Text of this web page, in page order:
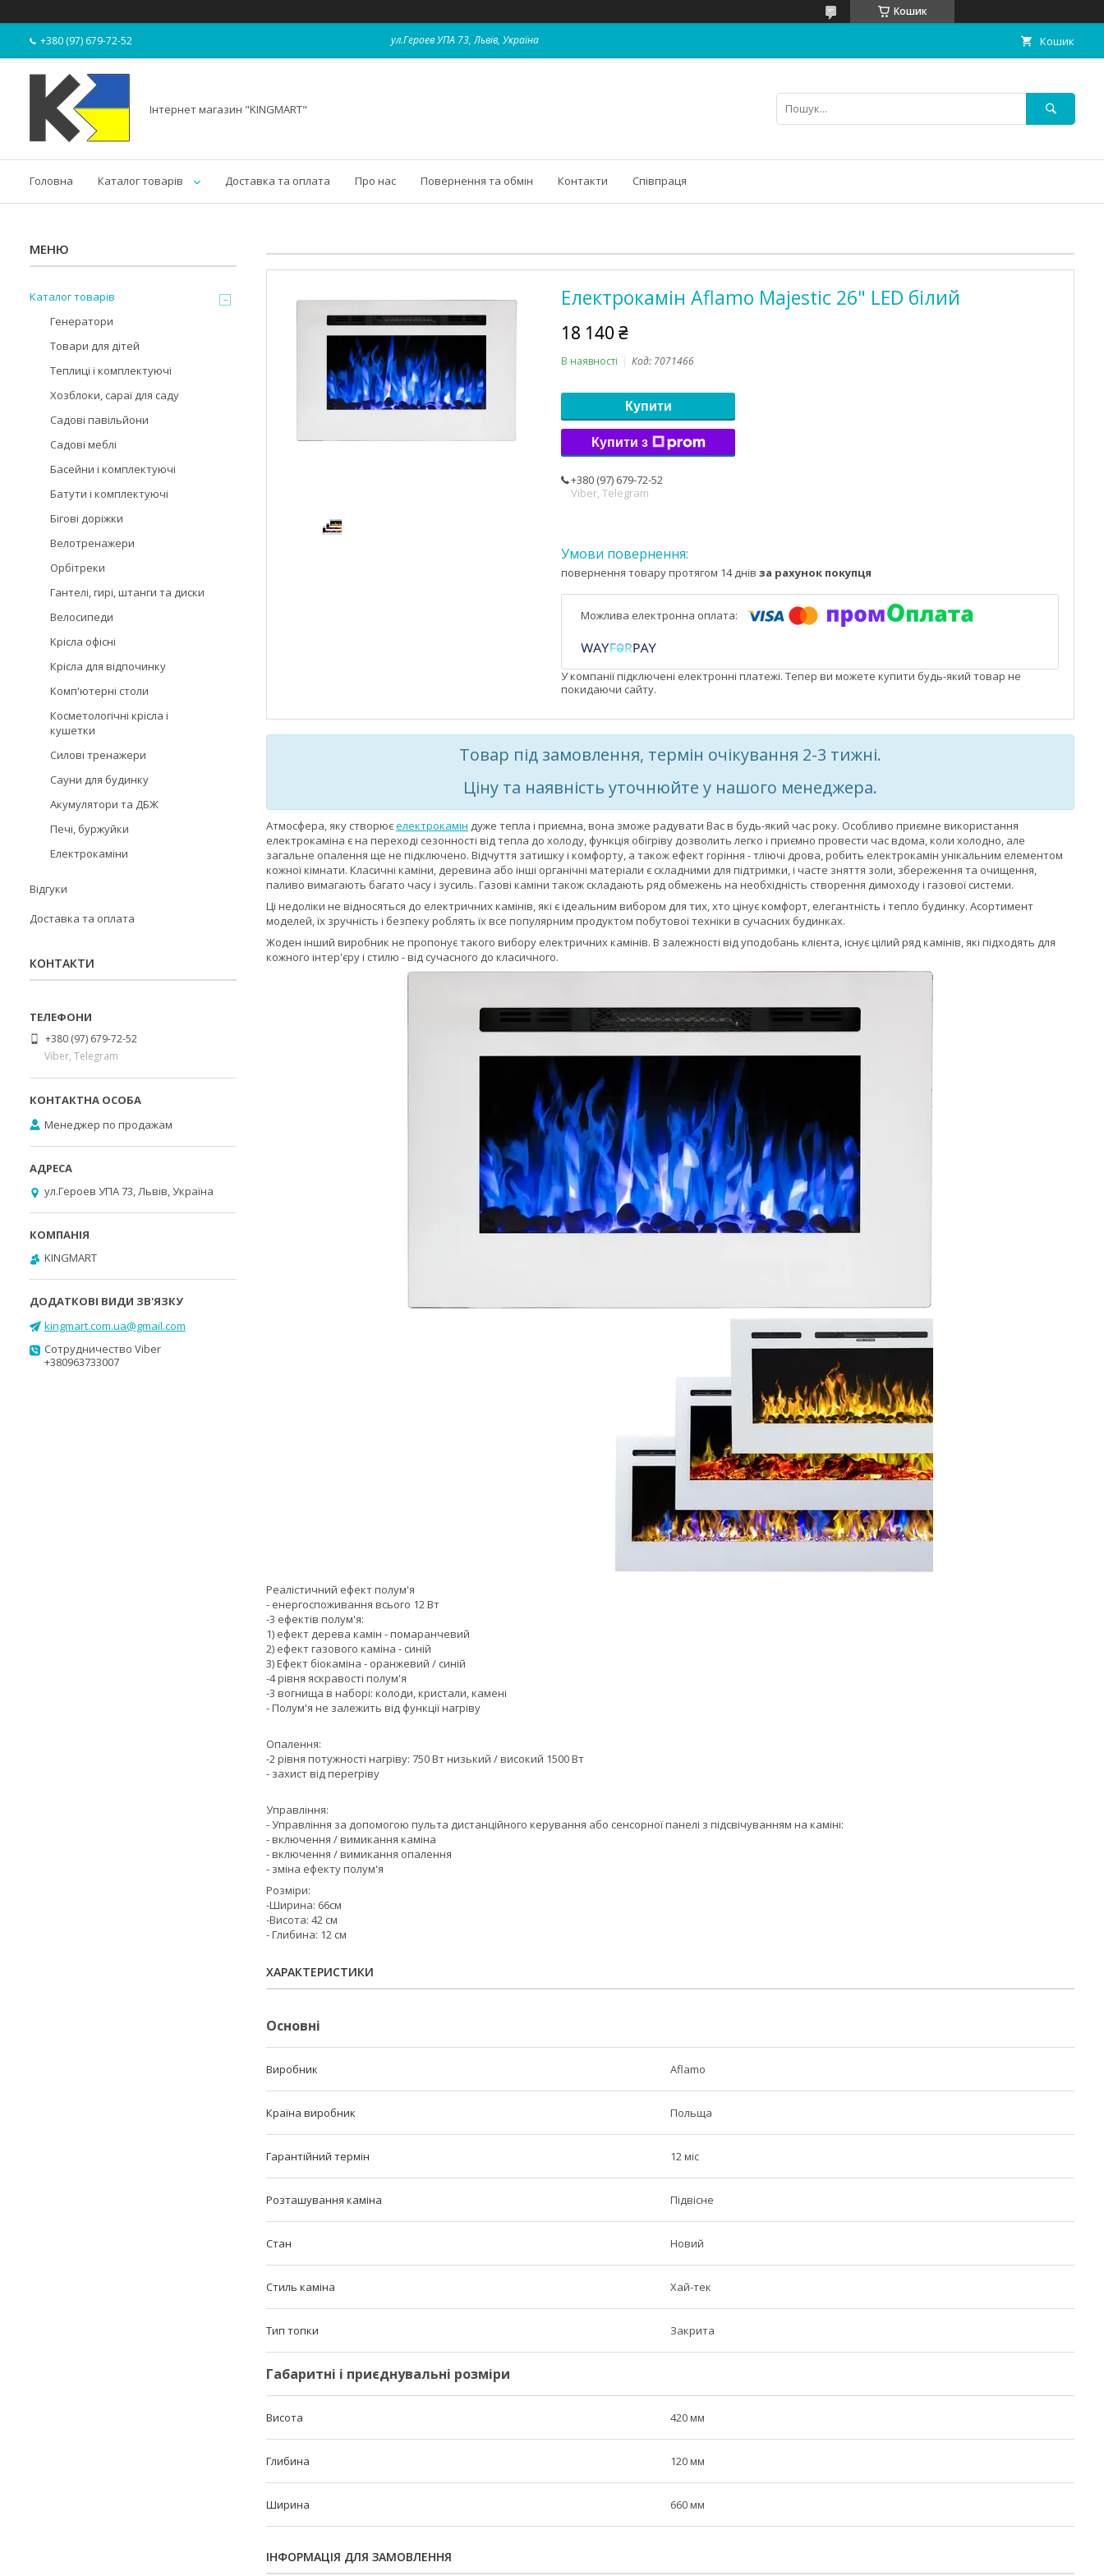
Кошик
+380 (97) 679-72-52 ул.Героев УПА 73, Львів, Україна Кошик
Інтернет магазин "KINGMART"
Головна Каталог товарів Доставка та оплата Про нас Повернення та обмін Контакти Співпраця
Електрокамін Aflamo Majestic 26" LED білий
18 140 ₴
В наявності Код: 7071466
Купити
Купити з
+380 (97) 679-72-52
Viber, Telegram
повернення товару протягом 14 днів за рахунок покупця
У компанії підключені електронні платежі. Тепер ви можете купити будь-який товар не
покидаючи сайту.
Товар під замовлення, термін очікування 2-3 тижні.
Ціну та наявність уточнюйте у нашого менеджера.
Атмосфера, яку створюєелектрокамін дуже тепла і приємна, вона зможе радувати Вас в будь-який час року. Особливо приємне використання
електрокаміна є на переході сезонності від тепла до холоду, функція обігріву дозволить легко і приємно провести час вдома, коли холодно, але
загальне опалення ще не підключено. Відчуття затишку і комфорту, а також ефект горіння - тліючі дрова, робить електрокамін унікальним елементом
кожної кімнати. Класичні каміни, деревина або інші органічні матеріали є складними для підтримки, і часте зняття золи, збереження та очищення,
паливо вимагають багато часу і зусиль. Газові каміни також складають ряд обмежень на необхідність створення димоходу і газової системи.
Ці недоліки не відносяться до електричних камінів, які є ідеальним вибором для тих, хто цінує комфорт, елегантність і тепло будинку. Асортимент
моделей, їх зручність і безпеку роблять їх все популярним продуктом побутової техніки в сучасних будинках.
Жоден інший виробник не пропонує такого вибору електричних камінів. В залежності від уподобань клієнта, існує цілий ряд камінів, які підходять для
кожного інтер'єру і стилю - від сучасного до класичного.
Реалістичний ефект полум'я
- енергоспоживання всього 12 Вт
-3 ефектів полум'я:
1) ефект дерева камін - помаранчевий
2) ефект газового каміна - синій
3) Ефект біокаміна - оранжевий / синій
-4 рівня яскравості полум'я
-3 вогнища в наборі: колоди, кристали, камені
- Полум'я не залежить від функції нагріву
Опалення:
-2 рівня потужності нагріву: 750 Вт низький / високий 1500 Вт
- захист від перегріву
Управління:
- Управління за допомогою пульта дистанційного керування або сенсорної панелі з підсвічуванням на каміні:
- включення / вимикання каміна
- включення / вимикання опалення
- зміна ефекту полум'я
Розміри:
-Ширина: 66см
-Висота: 42 см
- Глибина: 12 см
ХАРАКТЕРИСТИКИ
Основні
Виробник Aflamo
Країна виробник Польща
Гарантійний термін 12 міс
Розташування каміна Підвісне
Стан Новий
Стиль каміна Хай-тек
Тип топки Закрита
Габаритні і приєднувальні розміри
Висота 420 мм
Глибина 120 мм
Ширина 660 мм
ІНФОРМАЦІЯ ДЛЯ ЗАМОВЛЕННЯ
Каталог товарів
Генератори
Товари для дітей
Теплиці і комплектуючі
Хозблоки, сараї для саду
Садові павільйони
Садові меблі
Басейни і комплектуючі
Батути і комплектуючі
Бігові доріжки
Велотренажери
Орбітреки
Гантелі, гирі, штанги та диски
Велосипеди
Kрісла oфісні
Крісла для відпочинку
Комп'ютерні столи
Косметологічні крісла і
кушетки
Силові тренажери
Сауни для будинку
Акумулятори та ДБЖ
Печі, буржуйки
Електрокаміни
Відгуки
Доставка та оплата
КОНТАКТИ
+380 (97) 679-72-52
Viber, Telegram
Менеджер по продажам
ул.Героев УПА 73, Львів, Україна
KINGMART
kingmart.com.ua@gmail.com
Сотрудничество Viber
+380963733007